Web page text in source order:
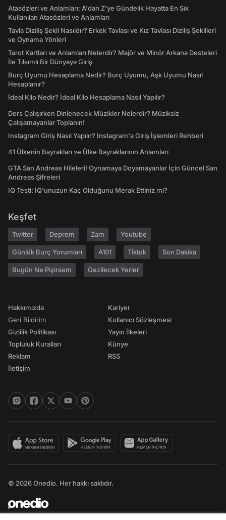
Atasözleri ve Anlamları: A'dan Z'ye Gündelik Hayatta En Sık
Kullanılan Atasözleri ve Anlamları
Tavla Diziliş Şekli Nasıldır? Erkek Tavlası ve Kız Tavlası Diziliş Şekilleri
ve Oynama Yönleri
Tarot Kartları ve Anlamları Nelerdir? Majör ve Minör Arkana Desteleri
İle Tılsımlı Bir Dünyaya Giriş
Burç Uyumu Hesaplama Nedir? Burç Uyumu, Aşk Uyumu Nasıl
Hesaplanır?
İdeal Kilo Nedir? İdeal Kilo Hesaplama Nasıl Yapılır?
Ders Çalışırken Dinlenecek Müzikler Nelerdir? Müziksiz
Çalışamayanlar Toplanın!
Instagram Giriş Nasıl Yapılır? Instagram'a Giriş İşlemleri Rehberi
41 Ülkenin Bayrakları ve Ülke Bayraklarının Anlamları
GTA San Andreas Hileleri! Oynamaya Doyamayanlar İçin Güncel San
Andreas Şifreleri
IQ Testi: IQ'unuzun Kaç Olduğunu Merak Ettiniz mi?
Keşfet
Twitter Deprem Zam Youtube
Günlük Burç Yorumları A101 Tiktok Son Dakika
Bugün Ne Pişirsem Gezilecek Yerler
Hakkımızda
Geri Bildirim
Gizlilik Politikası
Topluluk Kuralları
Reklam
İletişim
Kariyer
Kullanıcı Sözleşmesi
Yayın İlkeleri
Künye
RSS
© 2026 Onedio. Her hakkı saklıdır.